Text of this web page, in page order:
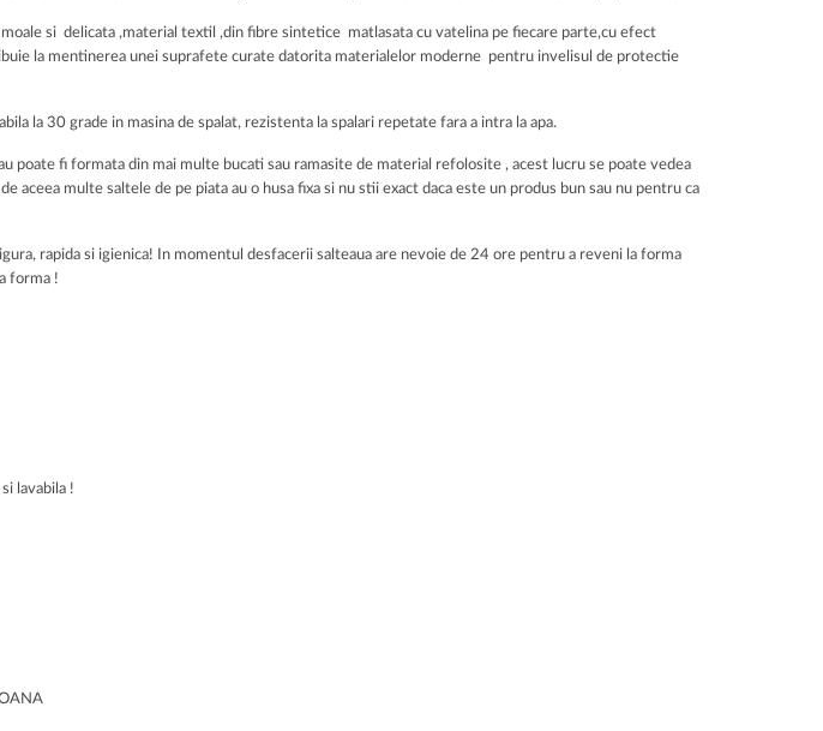
si delicata ,material textil ,din fibre sintetice matlasata cu vatelina pe fiecare parte,cu efect
la mentinerea unei suprafete curate datorita materialelor moderne pentru invelisul de protectie
la 30 grade in masina de spalat, rezistenta la spalari repetate fara a intra la apa.
poate fi formata din mai multe bucati sau ramasite de material refolosite , acest lucru se poate vedea
aceea multe saltele de pe piata au o husa fixa si nu stii exact daca este un produs bun sau nu pentru ca
rapida si igienica! In momentul desfacerii salteaua are nevoie de 24 ore pentru a reveni la forma
forma !
lavabila !